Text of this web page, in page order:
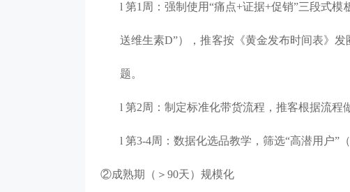
l第1周：强制使用“痛点+证据+促销”三段式
送维生素D”），推客按《黄金发布时间表》
题。
l 第2周：制定标准化带货流程，推客根据流程
l 第3-4周：数据化选品教学，筛选“高潜用户”
②成熟期（＞90天）规模化